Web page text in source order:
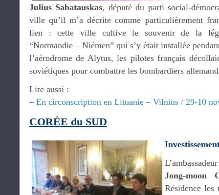
Julius Sabatauskas, député du parti social-
ville qu’il m’a décrite comme particulièrement
lien : cette ville cultive le souvenir de la
“Normandie – Niémen” qui s’y était installée
l’aérodrome de Alytus, les pilotes français
soviétiques pour combattre les bombardiers
Lire aussi :
– En circonscription en Lituanie – Vilnius / 29-10
CORÉE du SUD
Jong-moon
Résidence les